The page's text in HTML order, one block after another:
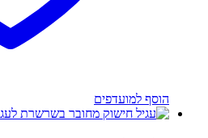
הוסף למועדפים